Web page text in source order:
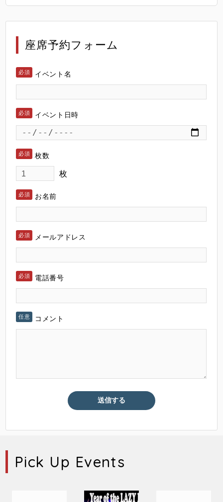
座席予約フォーム
イベント名
イベント日時
枚数
枚
お名前
メールアドレス
電話番号
コメント
Pick Up Events